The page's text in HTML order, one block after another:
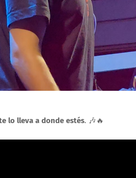
lo lleva a donde estés. 🎶🔥